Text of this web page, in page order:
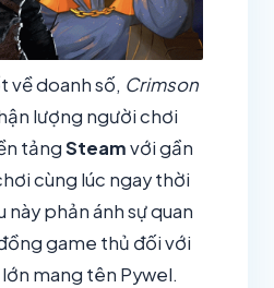
về doanh số, Crimson
lượng người chơi
tảngSteamvới gần
cùng lúc ngay thời
phản ánh sự quan
game thủ đối với
mang tên Pywel.